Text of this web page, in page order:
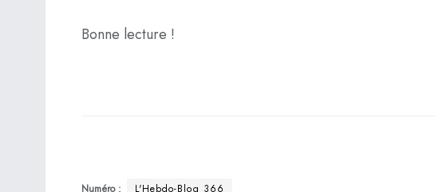
Bonne lecture !
Numéro : L'Hebdo-Blog 366